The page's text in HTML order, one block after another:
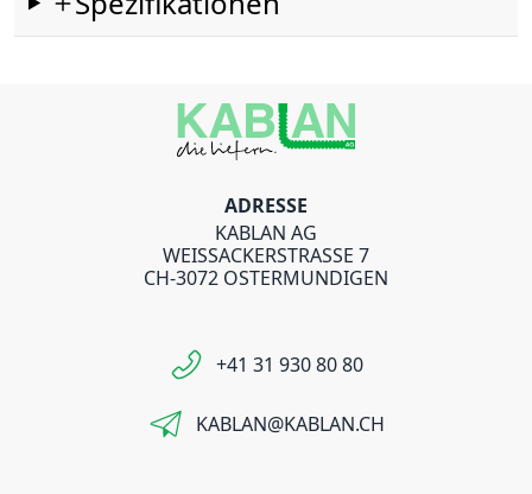
ADRESSE
KABLAN AG
WEISSACKERSTRASSE 7
CH-3072 OSTERMUNDIGEN
+41 31 930 80 80
KABLAN@KABLAN.CH